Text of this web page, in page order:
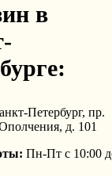
в
Петербург, пр.
д. 101
Пн-Пт с 10:00